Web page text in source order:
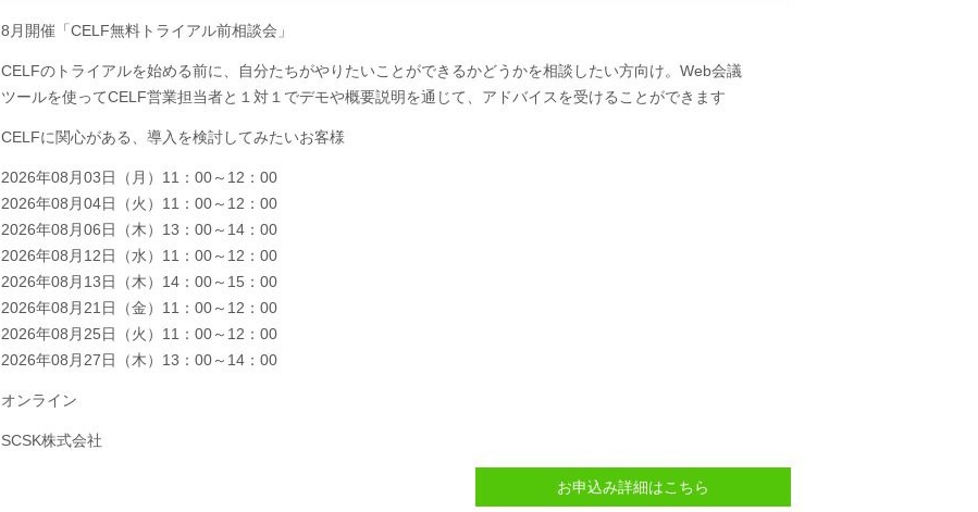
8月開催「CELF無料トライアル前相談会」
CELFのトライアルを始める前に、自分たちがやりたいことができるかどうかを相談したい方向け。Web会議
ツールを使ってCELF営業担当者と１対１でデモや概要説明を通じて、アドバイスを受けることができます
CELFに関心がある、導入を検討してみたいお客様
2026年08月03日（月）11：00～12：00
2026年08月04日（火）11：00～12：00
2026年08月06日（木）13：00～14：00
2026年08月12日（水）11：00～12：00
2026年08月13日（木）14：00～15：00
2026年08月21日（金）11：00～12：00
2026年08月25日（火）11：00～12：00
2026年08月27日（木）13：00～14：00
オンライン
SCSK株式会社
お申込み詳細はこちら